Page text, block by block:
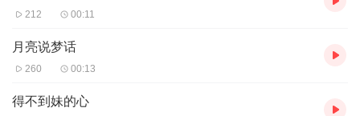
212 00:11
月亮说梦话
260 00:13
得不到妹的心